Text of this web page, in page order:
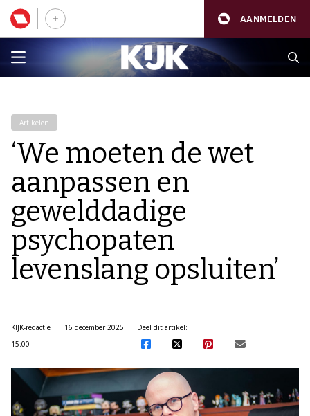
AANMELDEN
Artikelen
‘We moeten de wet
aanpassen en
gewelddadige
psychopaten
levenslang opsluiten’
KIJK-redactie
16 december 2025
15:00
Deel dit artikel: